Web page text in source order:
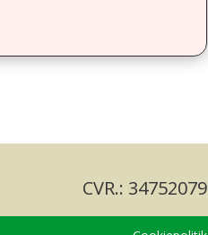
CVR.: 34752079